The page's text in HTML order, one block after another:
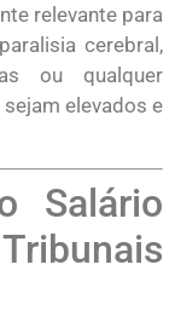
relevante para
cerebral,
ou qualquer
elevados e
Salário